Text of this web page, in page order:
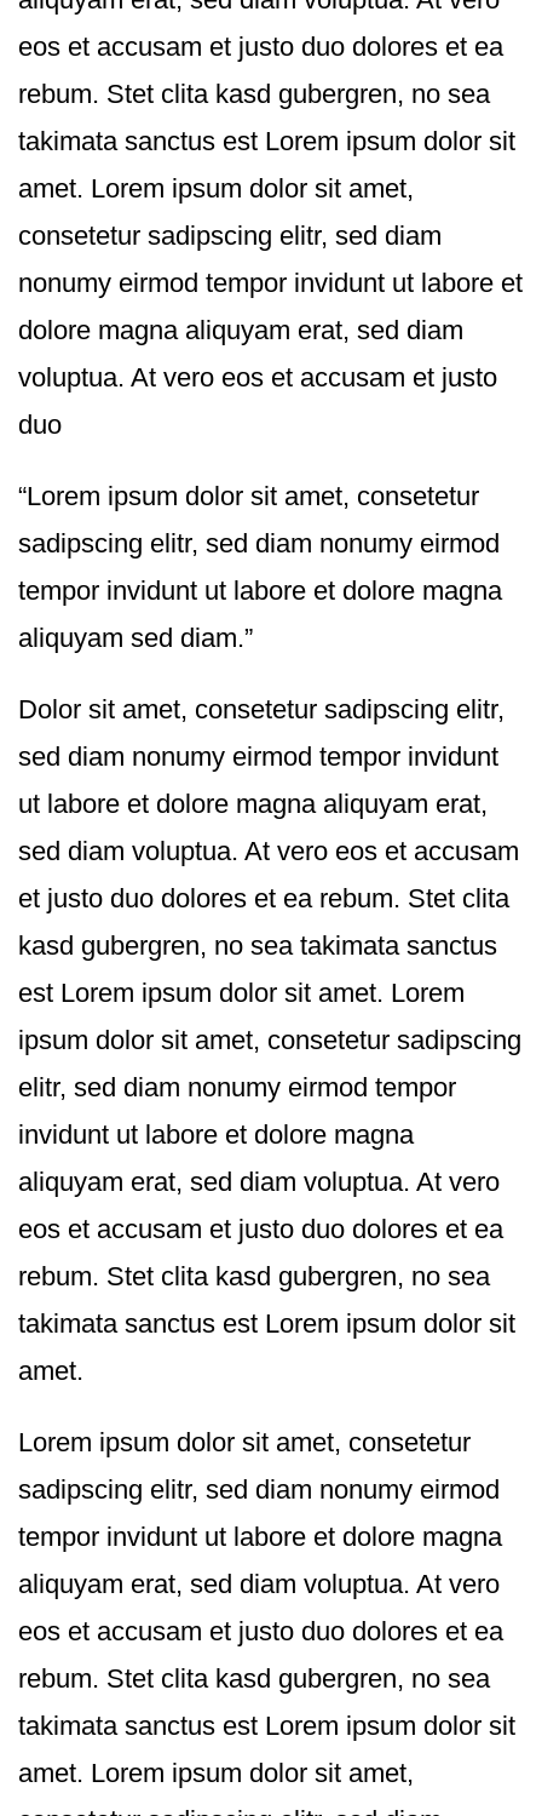
eos et accusam et justo duo dolores et ea
rebum. Stet clita kasd gubergren, no sea
takimata sanctus est Lorem ipsum dolor sit
amet. Lorem ipsum dolor sit amet,
consetetur sadipscing elitr, sed diam
nonumy eirmod tempor invidunt ut labore et
dolore magna aliquyam erat, sed diam
voluptua. At vero eos et accusam et justo
duo
“Lorem ipsum dolor sit amet, consetetur
sadipscing elitr, sed diam nonumy eirmod
tempor invidunt ut labore et dolore magna
aliquyam sed diam.”
Dolor sit amet, consetetur sadipscing elitr,
sed diam nonumy eirmod tempor invidunt
ut labore et dolore magna aliquyam erat,
sed diam voluptua. At vero eos et accusam
et justo duo dolores et ea rebum. Stet clita
kasd gubergren, no sea takimata sanctus
est Lorem ipsum dolor sit amet. Lorem
ipsum dolor sit amet, consetetur sadipscing
elitr, sed diam nonumy eirmod tempor
invidunt ut labore et dolore magna
aliquyam erat, sed diam voluptua. At vero
eos et accusam et justo duo dolores et ea
rebum. Stet clita kasd gubergren, no sea
takimata sanctus est Lorem ipsum dolor sit
amet.
Lorem ipsum dolor sit amet, consetetur
sadipscing elitr, sed diam nonumy eirmod
tempor invidunt ut labore et dolore magna
aliquyam erat, sed diam voluptua. At vero
eos et accusam et justo duo dolores et ea
rebum. Stet clita kasd gubergren, no sea
takimata sanctus est Lorem ipsum dolor sit
amet. Lorem ipsum dolor sit amet,